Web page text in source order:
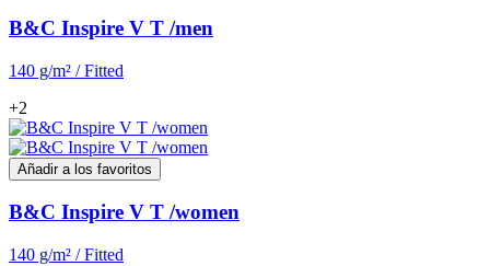
B&C Inspire V T /men
140 g/m² / Fitted
+2
Añadir a los favoritos
B&C Inspire V T /women
140 g/m² / Fitted